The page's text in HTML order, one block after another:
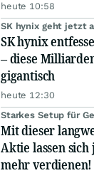
heute 10:58
SK hynix geht jetzt
SK hynix
– diese
gigantisch
heute 12:30
Starkes Setup für
Mit dieser
Aktie lassen sich
mehr verdienen!